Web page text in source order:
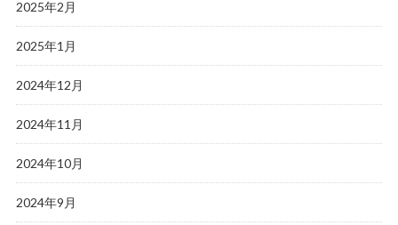
2025年2月
2025年1月
2024年12月
2024年11月
2024年10月
2024年9月